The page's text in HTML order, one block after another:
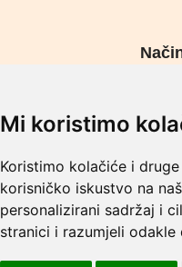
Mi koristimo
Koristimo kolačiće i
korisničko iskustvo na
personalizirani sadržaj i
stranici i razumjeli